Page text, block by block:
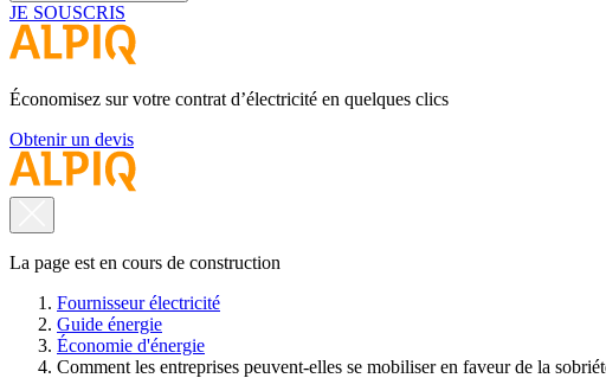
JE SOUSCRIS
Économisez sur votre contrat d’électricité en quelques clics
Obtenir un devis
La page est en cours de construction
Fournisseur électricité
Guide énergie
Économie d'énergie
Comment les entreprises peuvent-elles se mobiliser en faveur de la